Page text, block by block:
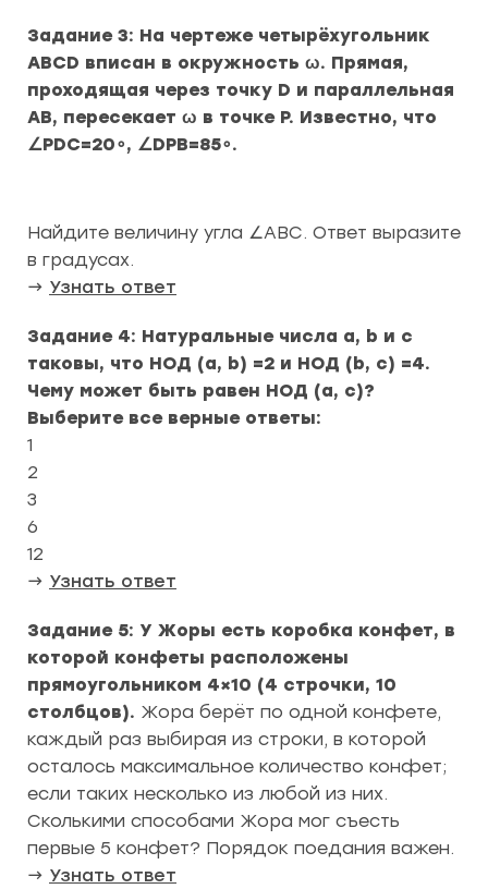
Задание 3: На чертеже четырёхугольник
ABCD вписан в окружность ω. Прямая,
проходящая через точку D и параллельная
AB, пересекает ω в точке P. Известно, что
∠PDC=20∘, ∠DPB=85∘.
Найдите величину угла ∠ABC. Ответ выразите
в градусах.
→ Узнать ответ
Задание 4: Натуральные числа a, b и c
таковы, что НОД (a, b) =2 и НОД (b, c) =4.
Чему может быть равен НОД (a, c)?
Выберите все верные ответы:
1
2
3
6
12
→ Узнать ответ
Задание 5: У Жоры есть коробка конфет, в
которой конфеты расположены
прямоугольником 4×10 (4 строчки, 10
столбцов). Жора берёт по одной конфете,
каждый раз выбирая из строки, в которой
осталось максимальное количество конфет;
если таких несколько из любой из них.
Сколькими способами Жора мог съесть
первые 5 конфет? Порядок поедания важен.
→ Узнать ответ